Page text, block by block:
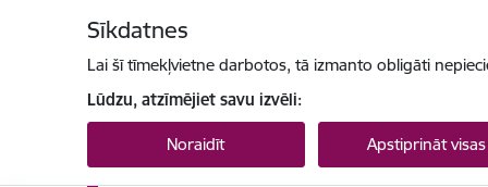
Sīkdatnes
Lai šī tīmekļvietne darbotos, tā izmanto obligāti
Lūdzu, atzīmējiet savu izvēli:
Noraidīt Apstiprināt visas